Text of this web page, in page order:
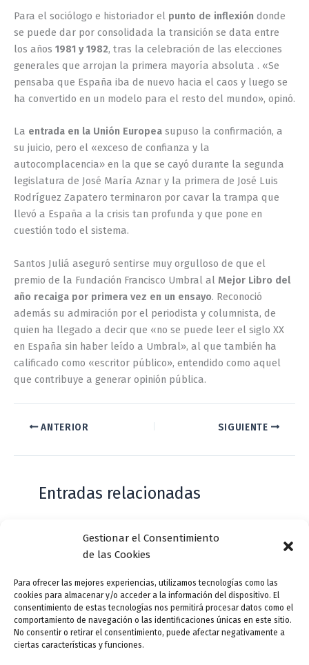
Gestionar el Consentimiento
de las Cookies
Para ofrecer las mejores experiencias, utilizamos tecnologías como las
cookies para almacenar y/o acceder a la información del dispositivo. El
consentimiento de estas tecnologías nos permitirá procesar datos como el
comportamiento de navegación o las identificaciones únicas en este sitio.
No consentir o retirar el consentimiento, puede afectar negativamente a
ciertas características y funciones.
Para el sociólogo e historiador el punto de inflexión donde
se puede dar por consolidada la transición se data entre
los años 1981 y 1982, tras la celebración de las elecciones
generales que arrojan la primera mayoría absoluta . «Se
pensaba que España iba de nuevo hacia el caos y luego se
ha convertido en un modelo para el resto del mundo», opinó.
La entrada en la Unión Europea supuso la confirmación, a
su juicio, pero el «exceso de confianza y la
autocomplacencia» en la que se cayó durante la segunda
legislatura de José María Aznar y la primera de José Luis
Rodríguez Zapatero terminaron por cavar la trampa que
llevó a España a la crisis tan profunda y que pone en
cuestión todo el sistema.
Santos Juliá aseguró sentirse muy orgulloso de que el
premio de la Fundación Francisco Umbral al Mejor Libro del
año recaiga por primera vez en un ensayo. Reconoció
además su admiración por el periodista y columnista, de
quien ha llegado a decir que «no se puede leer el siglo XX
en España sin haber leído a Umbral», al que también ha
calificado como «escritor público», entendido como aquel
que contribuye a generar opinión pública.
ANTERIOR SIGUIENTE
Entradas relacionadas
Casa de Zorrilla conmemorarán el 168
aniversario del estreno de Don Juan
Tenorio
Deja un comentario /Actualidad/ PorVLLensutinta
¿De dónde “lo de Pucela”?